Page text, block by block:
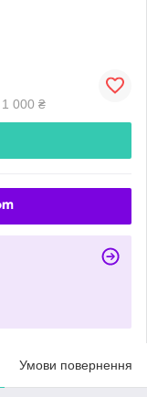
000 ₴
Умови повернення